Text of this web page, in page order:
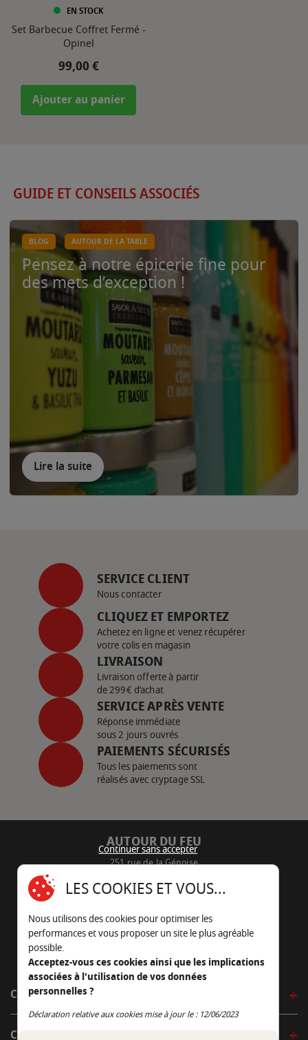
EN STOCK
Set Barbecue Coffret Fermé -
Opinel
Prix
99,00 €
Ajouter au panier
GUIDE ET CONSEILS ASSOCIÉS
BLOG AUTOUR DE LA TABLE
Pensez à notre épicerie fine pour
des mets d’exception !
Lire la suite
SERVICE CLIENT
Nous contacter
CLIQUEZ ET EMPORTEZ
Achetez en ligne et venez récupérer
votre colis en magasin
LIVRAISON
Livraison offerte à partir
de 299€ d’achat
SERVICE APRÈS VENTE
Réponse immédiate
sous 2 jours ouvrés
PAIEMENTS SÉCURISÉS
Tous les paiements sont
réalisés avec cryptage SSL
AUTOUR DU FEU
251 rue de la Génoise
05 45 22 98 09
Nous envoyer un e-mail
CÔTÉ OUTDOOR
CÔTÉ INDOOR
Continuer sans accepter
LES COOKIES ET VOUS...
Nous utilisons des cookies pour optimiser les
performances et vous proposer un site le plus agréable
possible.
Acceptez-vous ces cookies ainsi que les implications
associées à l'utilisation de vos données
personnelles ?
Déclaration relative aux cookies mise à jour le : 12/06/2023
Continuer sans accepter